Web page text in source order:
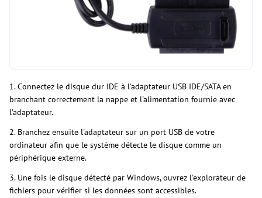
1. Connectez le disque dur IDE à l'adaptateur USB IDE/SATA en
branchant correctement la nappe et l'alimentation fournie avec
l'adaptateur.
2. Branchez ensuite l'adaptateur sur un port USB de votre
ordinateur afin que le système détecte le disque comme un
périphérique externe.
3. Une fois le disque détecté par Windows, ouvrez l'explorateur de
fichiers pour vérifier si les données sont accessibles.